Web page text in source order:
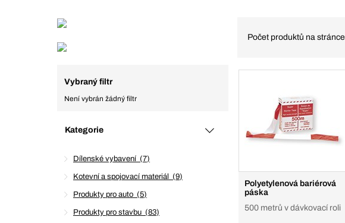
Vybraný filtr
Není vybrán žádný filtr
Kategorie
Dílenské vybavení 7
Kotevní a spojovací materiál 9
Produkty pro auto 5
Produkty pro stavbu 83
Počet produktů na stránce
Polyetylenová bariérová
páska
500 metrů v dávkovací roli